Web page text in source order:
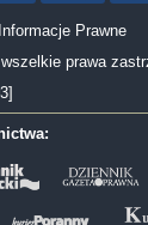
Informacje Prawne
prawa